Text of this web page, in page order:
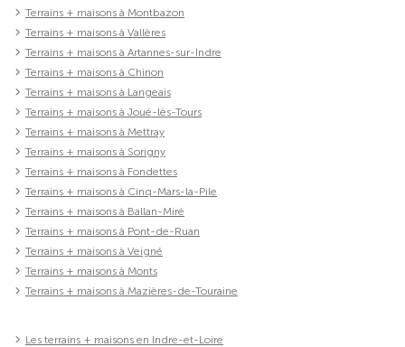
Terrains + maisons à Montbazon
Terrains + maisons à Vallères
Terrains + maisons à Artannes-sur-Indre
Terrains + maisons à Chinon
Terrains + maisons à Langeais
Terrains + maisons à Joué-lès-Tours
Terrains + maisons à Mettray
Terrains + maisons à Sorigny
Terrains + maisons à Fondettes
Terrains + maisons à Cinq-Mars-la-Pile
Terrains + maisons à Ballan-Miré
Terrains + maisons à Pont-de-Ruan
Terrains + maisons à Veigné
Terrains + maisons à Monts
Terrains + maisons à Mazières-de-Touraine
Les terrains + maisons en Indre-et-Loire